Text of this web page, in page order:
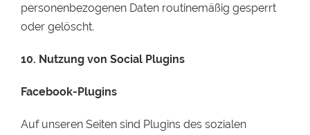
personenbezogenen Daten routinemäßig gesperrt
oder gelöscht.
10. Nutzung von Social Plugins
Facebook-Plugins
Auf unseren Seiten sind Plugins des sozialen